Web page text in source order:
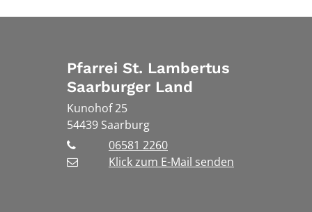
Pfarrei St. Lambertus
Saarburger Land
Kunohof 25
54439 Saarburg
06581 2260
Klick zum E-Mail senden